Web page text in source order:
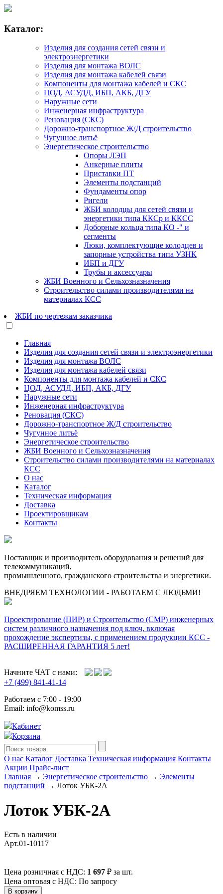
Каталог:
Изделия для создания сетей связи и
электроэнергетики
Изделия для монтажа ВОЛС
Изделия для монтажа кабелей связи
Компоненты для монтажа кабелей и СКС
ЦОД, АСУДД, ИБП, АКБ, ДГУ
Наружные сети
Инженерная инфраструктура
Реновация (СКС)
Дорожно-транспортное Ж/Д строительство
Чугунное литьё
Энергетическое строительство
Опоры ЛЭП
Анкерные плиты
Приставки ПТ
Элементы подстанций
Фундаменты опор
Ригели
ЖБИ колодцы для сетей связи и
энергетики типа ККСр и ККСС
Доборные кольца типа КО -" и
сегменты
Люки, комплектующие колодцев и
запорные устройства типа УЗНК
ИБП и ДГУ
Трубы и аксессуары
ЖБИ Военного и Сельхозназначения
Строительство силами производителями на
материалах КСС
ЖБИ по чертежам заказчика
Главная
Изделия для создания сетей связи и электроэнергетики
Изделия для монтажа ВОЛС
Изделия для монтажа кабелей связи
Компоненты для монтажа кабелей и СКС
ЦОД, АСУДД, ИБП, АКБ, ДГУ
Наружные сети
Инженерная инфраструктура
Реновация (СКС)
Дорожно-транспортное Ж/Д строительство
Чугунное литьё
Энергетическое строительство
ЖБИ Военного и Сельхозназначения
Строительство силами производителями на материалах
КСС
О нас
Каталог
Техническая информация
Доставка
Проектировщикам
Контакты
Поставщик и производитель оборудования и решений для
телекоммуникаций,
промышленного, гражданского строительства и энергетики.
ВНЕДРЯЕМ ТЕХНОЛОГИИ - РАБОТАЕМ С ЛЮДЬМИ!
Проектирование (ПИР) и Cтроительство (СМР) инженерных
систем различного назначения под ключ, включая
прохождение экспертизы, с применением продукции КСС -
РАСШИРЕННАЯ ГАРАНТИЯ 5 лет!
Начните ЧАТ с нами:
+7 (499) 841-41-14
Работаем с 7:00 - 19:00
Email: info@komss.ru
Кабинет
Корзина
О нас Каталог Доставка Техническая информация Контакты
Акции Прайс-лист
Главная → Энергетическое строительство → Элементы
подстанций → Лоток УБК-2А
Лоток УБК-2А
Есть в наличии
Арт.01-10117
Цена розничная с НДС: 1 697 ₽ за шт.
Цена оптовая с НДС: По запросу